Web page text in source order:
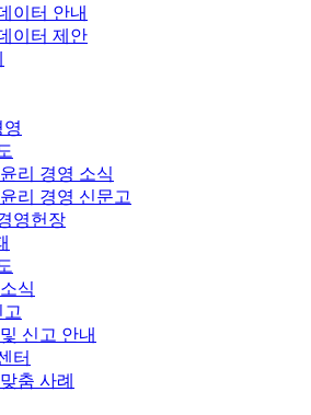
이터 안내
이터 제안
리 경영 소식
리 경영 신문고
영헌장
식
신고 안내
터
춤 사례